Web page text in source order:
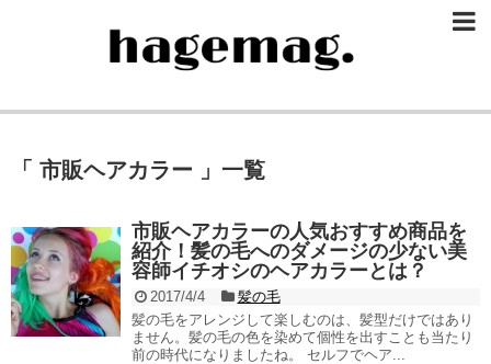
「 市販ヘアカラー 」一覧
市販ヘアカラーの人気おすすめ商品を
紹介！髪の毛へのダメージの少ない美
容師イチオシのヘアカラーとは？
2017/4/4
髪の毛
髪の毛をアレンジして楽しむのは、髪型だけではあり
ません。髪の毛の色を染めて個性を出すことも当たり
前の時代になりましたね。 セルフでヘア...